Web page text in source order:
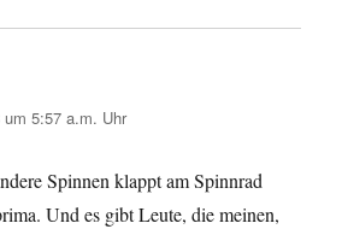
5:57 a.m. Uhr
Spinnen klappt am Spinnrad
Und es gibt Leute, die meinen,